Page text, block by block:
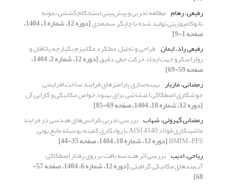
رفیعی، رهام مطالعه تجربی و پیش‌بینی استحکام کششی نمونه
نانوکامپوزیتی تولید شده با چاپگر سه‌بعدی [دوره 12، شماره 3، 1404،
صفحه 1-9]
رفیعی راد، ایمان طراحی و تحلیل عملکرد مکانیزم یکپارچه یاتاقان و
رولراسکرو جهت ایجاد حرکت خطی دقیق [دوره 12، شماره 2، 1404،
صفحه 59-69]
رمضانی، مازیار بهینه‌سازی پارامترهای فرایند ساخت افزایشی
جوشکاری اصطکاکی اغتشاشی برای بهبود خواص مکانیکی و کارایی آن
[دوره 12، شماره 10، 1404، صفحه 69-85]
رمضانی گهروئی، شهاب بررسی تجربی تلرانس‌های هندسی در فرایند
ماشینکاری فولادAISI 4140با روانکاری کمینه بوسیله مایع یونی
BMIM-PF6[دوره 12، شماره 10، 1404، صفحه 35-44]
ریاحی، ادیب بررسی اثر هندسه بافت بر روی رفتار اصطکاکی
آب‌بندهای مکانیکی گرافیتی [دوره 12، شماره 6، 1404، صفحه 57-
68]